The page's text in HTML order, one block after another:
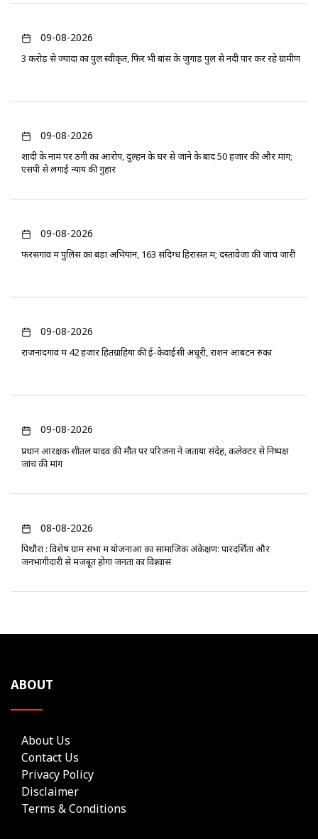
09-08-2026
3 करोड़ से ज्यादा का पुल स्वीकृत, फिर भी बांस के जुगाड़ पुल से नदी पार कर रहे ग्रामीण
09-08-2026
शादी के नाम पर ठगी का आरोप, दुल्हन के घर से जाने के बाद 50 हजार की और मांग;
एसपी से लगाई न्याय की गुहार
09-08-2026
फरसगांव में पुलिस का बड़ा अभियान, 163 संदिग्ध हिरासत में; दस्तावेजों की जांच जारी
09-08-2026
राजनांदगांव में 42 हजार हितग्राहियों की ई-केवाईसी अधूरी, राशन आबंटन रुका
09-08-2026
प्रधान आरक्षक शीतल यादव की मौत पर परिजनों ने जताया संदेह, कलेक्टर से निष्पक्ष
जांच की मांग
08-08-2026
पिथौरा : विशेष ग्राम सभा में योजनाओं का सामाजिक अंकेक्षण: पारदर्शिता और
जनभागीदारी से मजबूत होगा जनता का विश्वास
ABOUT
About Us
Contact Us
Privacy Policy
Disclaimer
Terms & Conditions